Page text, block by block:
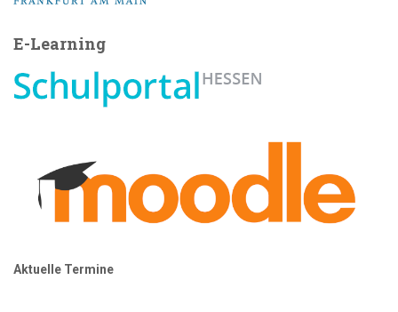
E-Learning
Aktuelle Termine